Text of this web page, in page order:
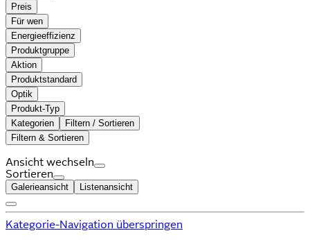
Preis
Für wen
Energieeffizienz
Produktgruppe
Aktion
Produktstandard
Optik
Produkt-Typ
Kategorien
Filtern / Sortieren
Filtern & Sortieren
Ansicht wechseln
Sortieren
Galerieansicht Listenansicht
Kategorie-Navigation überspringen